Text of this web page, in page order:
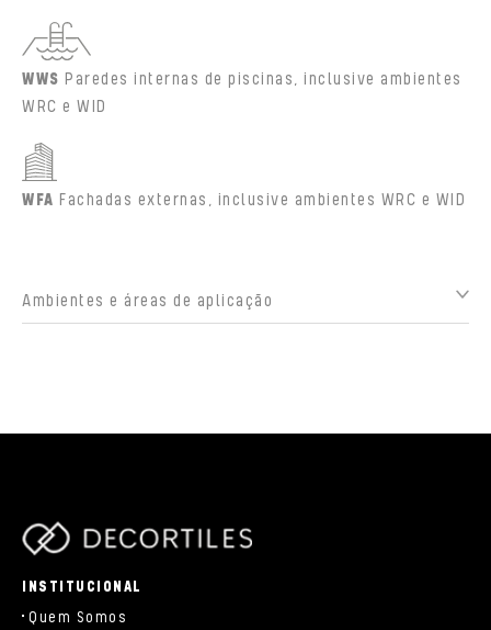
WWS Paredes internas de piscinas, inclusive ambientes
WRC e WID
WFA Fachadas externas, inclusive ambientes WRC e WID
Ambientes e áreas de aplicação
INSTITUCIONAL
Quem Somos